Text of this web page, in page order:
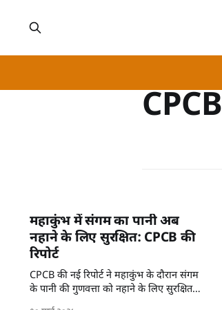
CPCB
महाकुंभ में संगम का पानी अब
नहाने के लिए सुरक्षित: CPCB की
रिपोर्ट
CPCB की नई रिपोर्ट ने महाकुंभ के दौरान संगम
के पानी की गुणवत्ता को नहाने के लिए सुरक्षित
बताया है।